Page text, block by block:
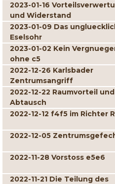
2023-01-16
und Widerstand
2023-01-09 Das
Eselsohr
2023-01-02 Kein
ohne c5
2022-12-26 Karlsbader
Zentrumsangriff
2022-12-22 Raumvorteil und
Abtausch
2022-12-12 f4f5 im Richter
2022-12-05
2022-11-28 Vorstoss e5e6
2022-11-21 Die Teilung des